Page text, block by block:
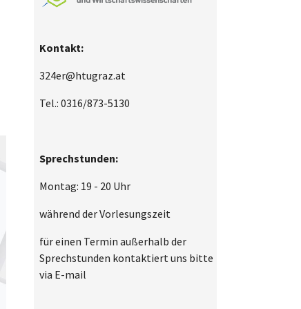
Kontakt:
324er@htugraz.at
Tel.: 0316/873-5130
Sprechstunden:
Montag: 19 - 20 Uhr
während der Vorlesungszeit
für einen Termin außerhalb der
Sprechstunden kontaktiert uns bitte
via E-mail